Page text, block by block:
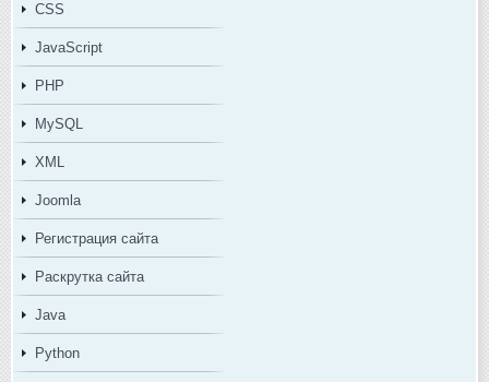
CSS
JavaScript
PHP
MySQL
XML
Joomla
Регистрация сайта
Раскрутка сайта
Java
Python